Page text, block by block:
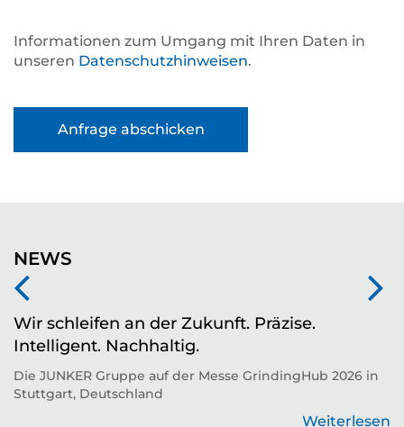
Informationen zum Umgang mit Ihren Daten in
unseren Datenschutzhinweisen.
NEWS
Wir schleifen an der Zukunft. Präzise.
Intelligent. Nachhaltig.
Die JUNKER Gruppe auf der Messe GrindingHub 2026 in
Stuttgart, Deutschland
Weiterlesen